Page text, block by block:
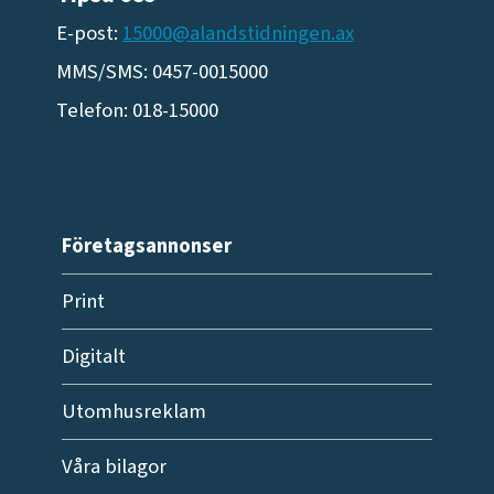
E-post: 15000@alandstidningen.ax
MMS/SMS: 0457-0015000
Telefon: 018-15000
Företagsannonser
Print
Digitalt
Utomhusreklam
Våra bilagor